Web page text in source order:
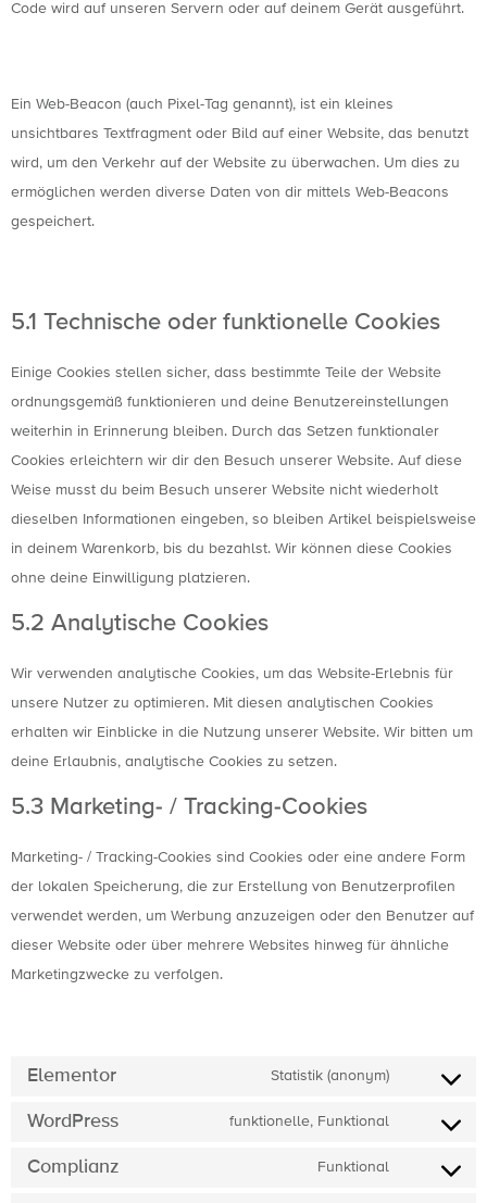
Code wird auf unseren Servern oder auf deinem Gerät ausgeführt.
Ein Web-Beacon (auch Pixel-Tag genannt), ist ein kleines
unsichtbares Textfragment oder Bild auf einer Website, das benutzt
wird, um den Verkehr auf der Website zu überwachen. Um dies zu
ermöglichen werden diverse Daten von dir mittels Web-Beacons
gespeichert.
5.1 Technische oder funktionelle Cookies
Einige Cookies stellen sicher, dass bestimmte Teile der Website
ordnungsgemäß funktionieren und deine Benutzereinstellungen
weiterhin in Erinnerung bleiben. Durch das Setzen funktionaler
Cookies erleichtern wir dir den Besuch unserer Website. Auf diese
Weise musst du beim Besuch unserer Website nicht wiederholt
dieselben Informationen eingeben, so bleiben Artikel beispielsweise
in deinem Warenkorb, bis du bezahlst. Wir können diese Cookies
ohne deine Einwilligung platzieren.
5.2 Analytische Cookies
Wir verwenden analytische Cookies, um das Website-Erlebnis für
unsere Nutzer zu optimieren. Mit diesen analytischen Cookies
erhalten wir Einblicke in die Nutzung unserer Website. Wir bitten um
deine Erlaubnis, analytische Cookies zu setzen.
5.3 Marketing- / Tracking-Cookies
Marketing- / Tracking-Cookies sind Cookies oder eine andere Form
der lokalen Speicherung, die zur Erstellung von Benutzerprofilen
verwendet werden, um Werbung anzuzeigen oder den Benutzer auf
dieser Website oder über mehrere Websites hinweg für ähnliche
Marketingzwecke zu verfolgen.
Elementor Statistik (anonym)
WordPress funktionelle, Funktional
Complianz Funktional